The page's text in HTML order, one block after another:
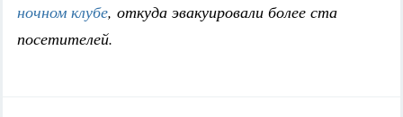
ночном клубе, откуда эвакуировали более ста
посетителей.